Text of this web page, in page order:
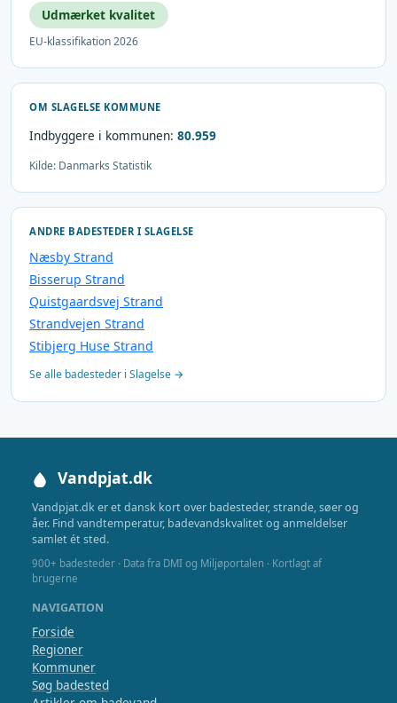
Udmærket kvalitet
EU-klassifikation 2026
OM SLAGELSE KOMMUNE
Indbyggere i kommunen: 80.959
Kilde: Danmarks Statistik
ANDRE BADESTEDER I SLAGELSE
Næsby Strand
Bisserup Strand
Quistgaardsvej Strand
Strandvejen Strand
Stibjerg Huse Strand
Se alle badesteder i Slagelse →
Vandpjat.dk
Vandpjat.dk er et dansk kort over badesteder, strande, søer og
åer. Find vandtemperatur, badevandskvalitet og anmeldelser
samlet ét sted.
900+ badesteder · Data fra DMI og Miljøportalen · Kortlagt af
brugerne
NAVIGATION
Forside
Regioner
Kommuner
Søg badested